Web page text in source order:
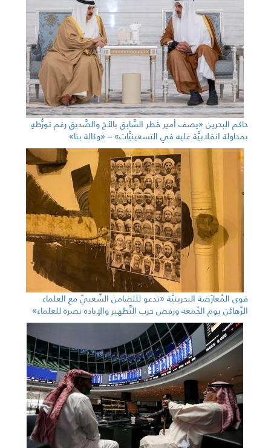
حاكم البحرين «يصف أمير قطر السَّابق بالأخ والصَّديق رغم تورُّطهِ
بمحاولة انقلابيَّة عليه في التسعينيَّات» – «وكالة بنا»
قوى المُعارَضة البحرينيَّة «تدعو للتضامن الشّعبيّ مع العلماء
الرَّهائن يوم الجُمعة ورفض حرب التَّطهير والإبادة نصرة للعلماء»